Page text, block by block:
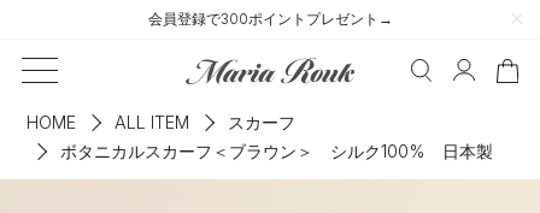
会員登録で300ポイントプレゼント→
HOME ALL ITEM
スカーフ
ボタニカルスカーフ＜ブラウン＞ シルク100% 日本製